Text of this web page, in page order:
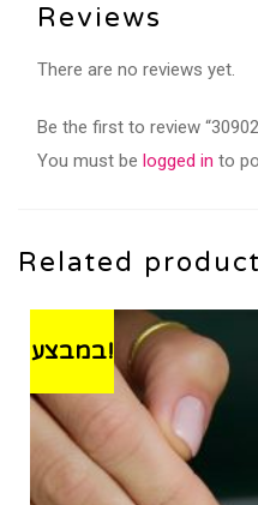
Reviews
There are no reviews yet.
Be the first to review
You must be logged in to
Related
במבצע!